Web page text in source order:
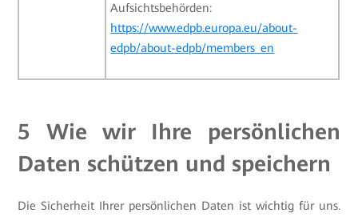
Aufsichtsbehörden:
https://www.edpb.europa.eu/about-
edpb/about-edpb/members_en
5 Wie wir Ihre persönlichen
Daten schützen und speichern
Die Sicherheit Ihrer persönlichen Daten ist wichtig für uns.